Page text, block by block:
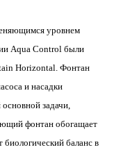
уровнем
Aqua Control были
Horizontal. Фонтан
и насадки
задачи,
фонтан обогащает
баланс в